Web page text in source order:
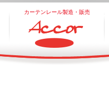
カーテンレール製造・販売